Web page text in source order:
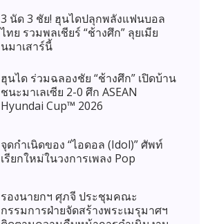
3 นัด 3 ชัย! ฮุนไดปลุกพลังแฟนบอล
ไทย รวมพลเชียร์ “ช้างศึก” ลุยเมีย
นมาเสาร์นี้
ฮุนได ร่วมฉลองชัย “ช้างศึก” เปิดบ้าน
ชนะมาเลเซีย 2-0 ศึก ASEAN
Hyundai Cup™ 2026
จุดกำเนิดของ “ไอดอล (Idol)” ศัพท์
เรียกใหม่ในวงการเพลง Pop
รองนายกฯ ศุภจี ประชุมคณะ
กรรมการฝ่ายจัดสร้างพระเมรุมาศฯ